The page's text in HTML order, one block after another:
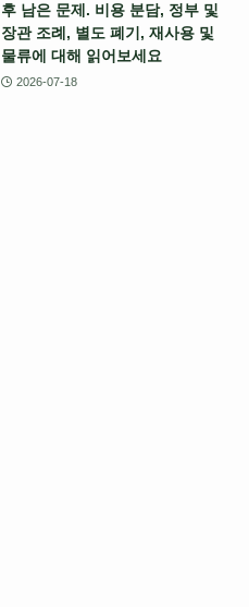
후 남은 문제. 비용 분담, 정부 및
장관 조례, 별도 폐기, 재사용 및
물류에 대해 읽어보세요
2026-07-18